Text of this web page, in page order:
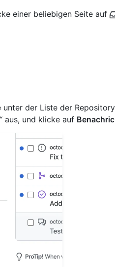
einer beliebigen Seite auf
unter der Liste der
aus, und klicke auf